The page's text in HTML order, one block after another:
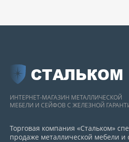
СТАЛЬКОМ
ИНТЕРНЕТ-МАГАЗИН МЕТАЛЛИЧЕСКОЙ
МЕБЕЛИ И СЕЙФОВ С ЖЕЛЕЗНОЙ
Торговая компания «Стальком»
продаже металлической мебели и